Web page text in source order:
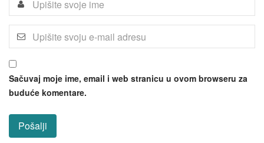
Sačuvaj moje ime, email i web stranicu u ovom browseru za
buduće komentare.